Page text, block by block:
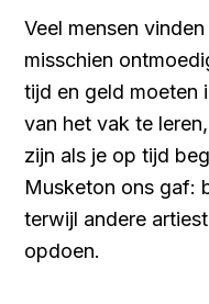
Veel mensen
misschien
tijd en geld moeten
van het vak te
zijn als je op tijd
Musketon ons gaf:
terwijl andere
opdoen.